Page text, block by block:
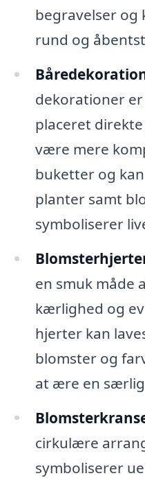
begravelser og
rund og
dekorationer
placeret
være mere
buketter og
planter samt
symboliserer
en smuk måde
kærlighed og
hjerter kan
blomster og
at ære en
cirkulære
symboliserer